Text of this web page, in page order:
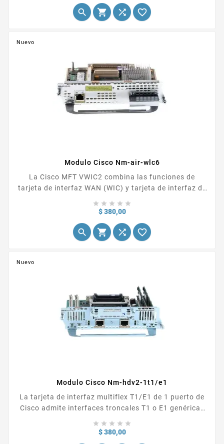
optan por integrar voz y datos en múltiples pasos
pueden amortizar su inversión en una interfaz WAN
   
Nuevo
Modulo Cisco Nm-air-wlc6
La Cisco MFT VWIC2 combina las funciones de
tarjeta de interfaz WAN (WIC) y tarjeta de interfaz de
precedentes, versatilidad y protección de la inversión
optan por integrar voz y datos en múltiples pasos
pueden amortizar su inversión en una interfaz WAN
    
$ 380,00Precio
   
Nuevo
Modulo Cisco Nm-hdv2-1t1/e1
La tarjeta de interfaz multiflex T1/E1 de 1 puerto de
Cisco admite interfaces troncales T1 o E1 genéricas
de un solo puerto para voz, datos y aplicaciones
integradas de voz y/o datos. Esta tarjeta brinda
    
$ 380,00Precio